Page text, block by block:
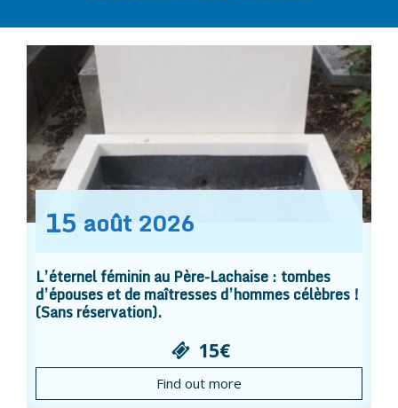
15 août 2026
L’éternel féminin au Père-Lachaise : tombes
d’épouses et de maîtresses d’hommes célèbres !
(Sans réservation).
15€
Find out more